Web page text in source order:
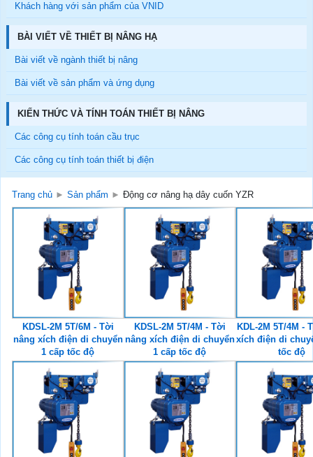
Khách hàng với sản phẩm của VNID
BÀI VIẾT VỀ THIẾT BỊ NÂNG HẠ
Bài viết về ngành thiết bị nâng
Bài viết về sản phẩm và ứng dụng
KIẾN THỨC VÀ TÍNH TOÁN THIẾT BỊ NÂNG
Các công cụ tính toán cầu trục
Các công cụ tính toán thiết bị điện
Trang chủ ► Sản phẩm ► Động cơ nâng hạ dây cuốn YZR
KDSL-2M 5T/6M - Tời
nâng xích điện di chuyển
1 cấp tốc độ
KDSL-2M 5T/4M - Tời
nâng xích điện di chuyển
1 cấp tốc độ
KDL-2M 5T/4M -
xích điện di
tốc độ